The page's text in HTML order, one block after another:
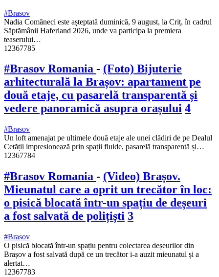
#Brasov
Nadia Comăneci este așteptată duminică, 9 august, la Criț, în cadrul
Săptămânii Haferland 2026, unde va participa la premiera
teaserului…
12367785
#Brasov Romania - (Foto) Bijuterie
arhitecturală la Brașov: apartament pe
două etaje, cu pasarelă transparentă și
vedere panoramică asupra orașului 4
#Brasov
Un loft amenajat pe ultimele două etaje ale unei clădiri de pe Dealul
Cetății impresionează prin spații fluide, pasarelă transparentă și…
12367784
#Brasov Romania - (Video) Brașov.
Mieunatul care a oprit un trecător în loc:
o pisică blocată într-un spațiu de deșeuri
a fost salvată de polițiști 3
#Brasov
O pisică blocată într-un spațiu pentru colectarea deșeurilor din
Brașov a fost salvată după ce un trecător i-a auzit mieunatul și a
alertat…
12367783